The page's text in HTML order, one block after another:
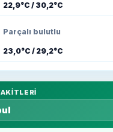
22,9°C / 30,2°C
Parçalı bulutlu
23,0°C / 29,2°C